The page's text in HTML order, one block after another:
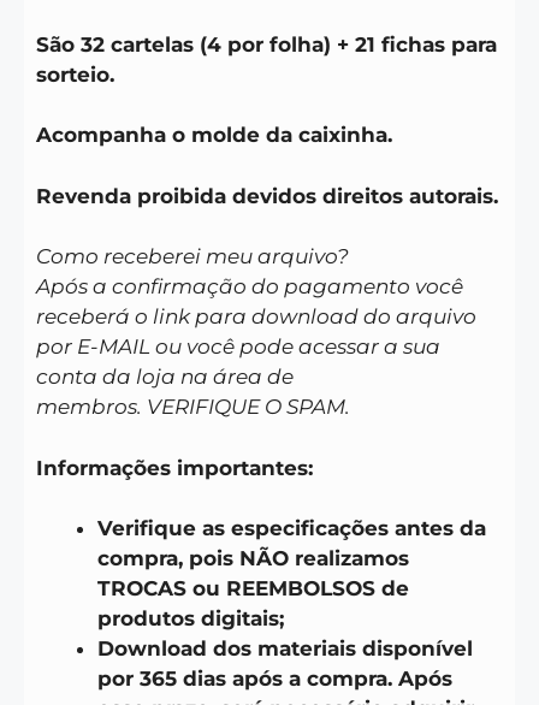
São 32 cartelas (4 por folha) + 21 fichas para
sorteio.
Acompanha o molde da caixinha.
Revenda proibida devidos direitos autorais.
Como receberei meu arquivo?
Após a confirmação do pagamento você
receberá o link para download do arquivo
por E-MAIL ou você pode acessar a sua
conta da loja na área de
membros. VERIFIQUE O SPAM.
Informações importantes:
Verifique as especificações antes da
compra, pois NÃO realizamos
TROCAS ou REEMBOLSOS de
produtos digitais;
Download dos materiais disponível
por 365 dias após a compra. Após